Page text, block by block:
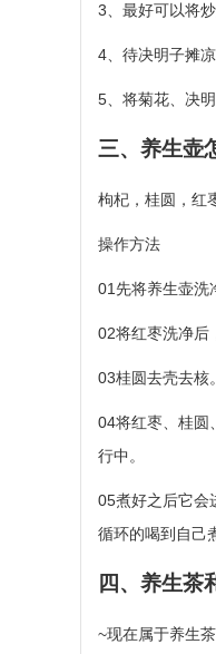
3、最好可以将
4、待决明子摊
5、将菊花、决
三、养生壶
枸杞，桂圆，红
操作方法
01先将养生壶洗
02将红枣洗净后
03桂圆去壳去核。
04将红枣、桂圆
行中。
05煮好之后它会
循环的喝到自己
四、养生茶
~现在属于养生